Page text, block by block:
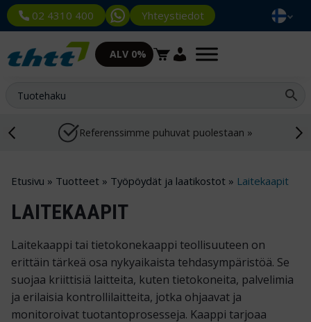
02 4310 400 Yhteystiedot
ALV 0%
Referenssimme puhuvat puolestaan »
Etusivu » Tuotteet » Työpöydät ja laatikostot » Laitekaapit
LAITEKAAPIT
Laitekaappi tai tietokonekaappi teollisuuteen on
erittäin tärkeä osa nykyaikaista tehdasympäristöä. Se
suojaa kriittisiä laitteita, kuten tietokoneita, palvelimia
ja erilaisia kontrollilaitteita, jotka ohjaavat ja
monitoroivat tuotantoprosesseja. Kaappi tarjoaa